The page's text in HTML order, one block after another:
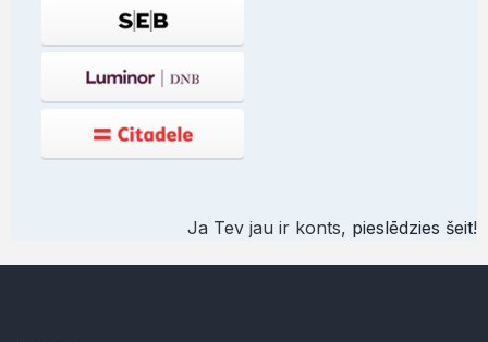
Ja Tev jau ir konts, pieslēdzies šeit!